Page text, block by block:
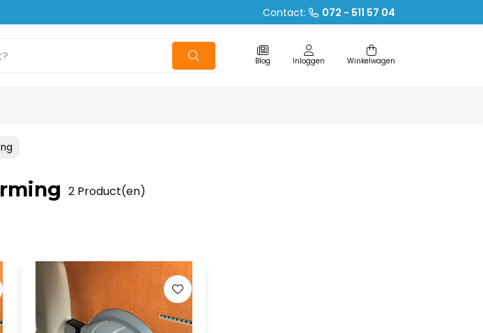
Contact: 072 - 511 57 04
Blog Inloggen Winkelwagen
2 Product(en)